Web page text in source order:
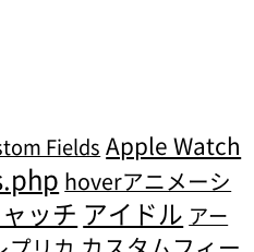
Fields Apple Watch
hoverアニメーシ
ッチ アイドル アー